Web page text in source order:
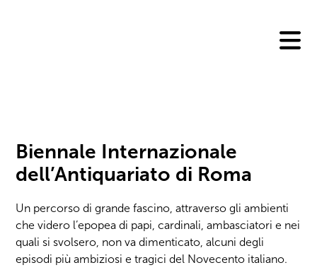
Biennale Internazionale
dell’Antiquariato di Roma
Un percorso di grande fascino, attraverso gli ambienti
che videro l’epopea di papi, cardinali, ambasciatori e nei
quali si svolsero, non va dimenticato, alcuni degli
episodi più ambiziosi e tragici del Novecento italiano.